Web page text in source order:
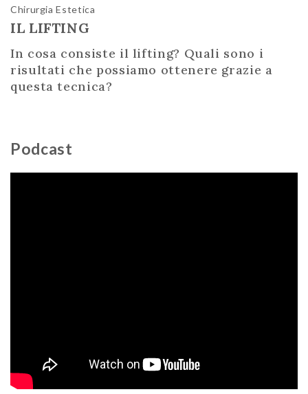
Chirurgia Estetica
IL LIFTING
In cosa consiste il lifting? Quali sono i
risultati che possiamo ottenere grazie a
questa tecnica?
Podcast